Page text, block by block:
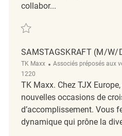
collabor...
Sauvegarder Samstagskraft (m/
SAMSTAGSKRAFT (M/W/
TK Maxx Catégorie
Associés préposés aux
1220
TK Maxx. Chez TJX
nouvelles occasions de
d’accomplissement. Vous
dynamique qui prône la